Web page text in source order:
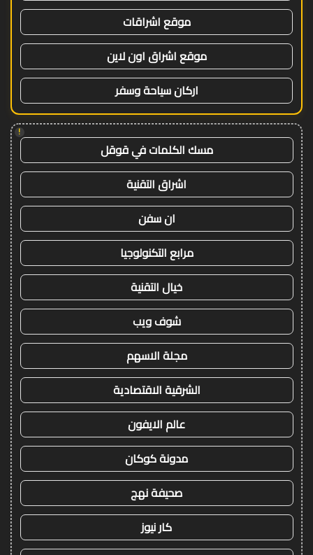
موقع اشراقات
موقع اشراق اون لاين
اركان سياحة وسفر
!
مسك الكلمات في قوقل
اشراق التقنية
ان سفن
مرابع التكنولوجيا
خيال التقنية
شوف ويب
مجلة الاسهم
الشرقية الاقتصادية
عالم الايفون
مدونة كوكان
صحيفة نهج
كار نيوز